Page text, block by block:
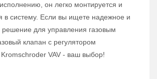
он легко монтируется и
в систему. Если вы ищете надежное и
для управления газовым
клапан с регулятором
VAV - ваш выбор!